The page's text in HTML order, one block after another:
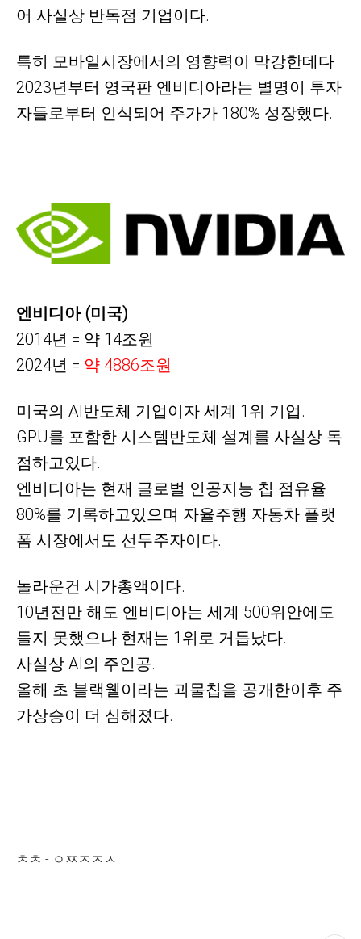
어 사실상 반독점 기업이다.
특히 모바일시장에서의 영향력이 막강한데다
2023년부터 영국판 엔비디아라는 별명이 투자
자들로부터 인식되어 주가가 180% 성장했다.
엔비디아 (미국)
2014년 = 약 14조원
2024년 = 약 4886조원
미국의 AI반도체 기업이자 세계 1위 기업.
GPU를 포함한 시스템반도체 설계를 사실상 독
점하고있다.
엔비디아는 현재 글로벌 인공지능 칩 점유율
80%를 기록하고있으며 자율주행 자동차 플랫
폼 시장에서도 선두주자이다.
놀라운건 시가총액이다.
10년전만 해도 엔비디아는 세계 500위안에도
들지 못했으나 현재는 1위로 거듭났다.
사실상 AI의 주인공.
올해 초 블랙웰이라는 괴물칩을 공개한이후 주
가상승이 더 심해졌다.
ㅊㅊ - ㅇㅉㅈㅈㅅ